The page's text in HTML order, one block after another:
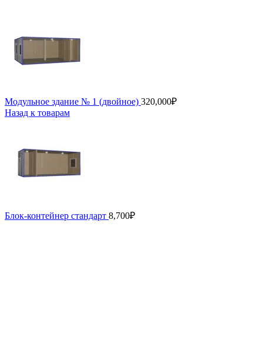
Модульное здание № 1 (двойное) 320,000₽
Назад к товарам
Блок-контейнер стандарт 8,700₽